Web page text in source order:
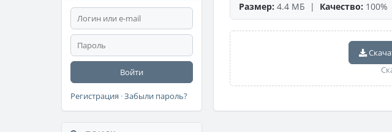
Войти
Регистрация ·Забыли пароль?
Размер: 4.4 МБ | Качество: